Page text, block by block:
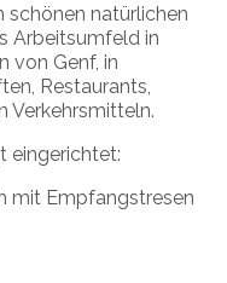
schönen natürlichen
Arbeitsumfeld in
von Genf, in
Restaurants,
Verkehrsmitteln.
eingerichtet:
mit Empfangstresen